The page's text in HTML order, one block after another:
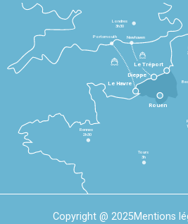
Le Havre
Dieppe
Le Tréport
Rennes
2h30
Tours
3h
Londres
3h30
Newhaven
Portsmouth
Rouen
Copyright @ 2025Mentions